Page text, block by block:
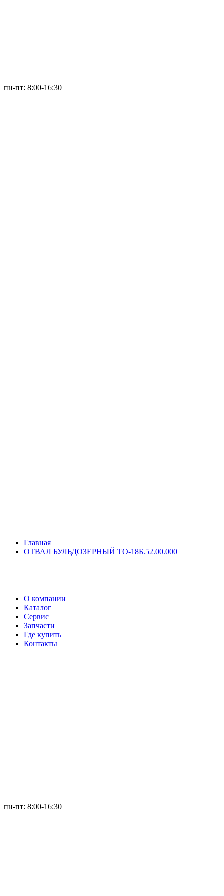
пн-пт: 8:00-16:30
Главная
ОТВАЛ БУЛЬДОЗЕРНЫЙ ТО-18Б.52.00.000
О компании
Каталог
Сервис
Запчасти
Где купить
Контакты
пн-пт: 8:00-16:30